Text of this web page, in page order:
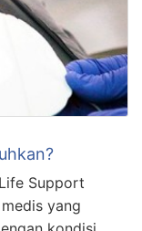
Support
yang